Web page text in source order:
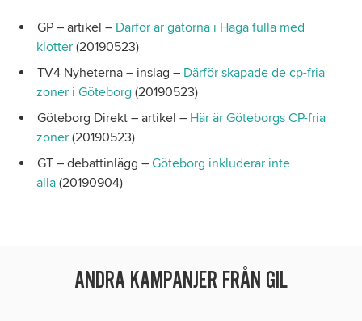
GP – artikel – Därför är gatorna i Haga fulla med
klotter(20190523)
TV4 Nyheterna – inslag – Därför skapade de cp-fria
zoner i Göteborg (20190523)
Göteborg Direkt – artikel – Här är Göteborgs CP-fria
zoner(20190523)
GT – debattinlägg – Göteborg inkluderar inte
alla(20190904)
ANDRA KAMPANJER FRÅN GIL